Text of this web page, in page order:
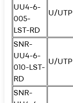
UU4-6-
005-
LST-RD
U/UTP
SNR-
UU4-6-
010-LST-
RD
U/UTP
SNR-